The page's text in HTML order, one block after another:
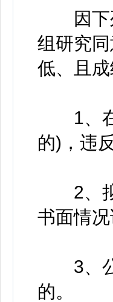
因下列
组研究
低、且
1、在
的)，违
2、拟
书面情况
3、公
的。